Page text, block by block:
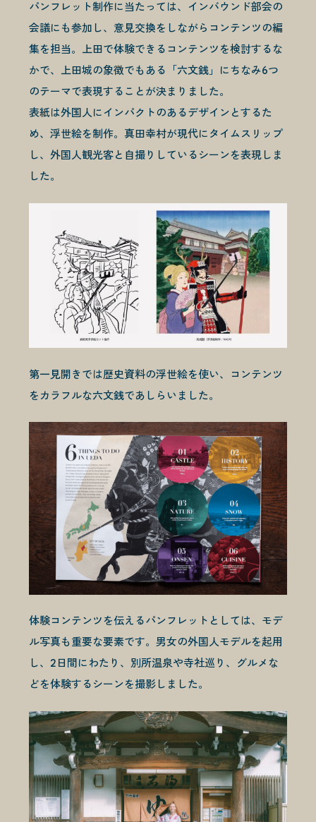
パンフレット制作に当たっては、インバウンド部会の
会議にも参加し、意見交換をしながらコンテンツの編
集を担当。上田で体験できるコンテンツを検討するな
かで、上田城の象徴でもある「六文銭」にちなみ6つ
のテーマで表現することが決まりました。
表紙は外国人にインパクトのあるデザインとするた
め、浮世絵を制作。真田幸村が現代にタイムスリップ
し、外国人観光客と自撮りしているシーンを表現しま
した。
第一見開きでは歴史資料の浮世絵を使い、コンテンツ
をカラフルな六文銭であしらいました。
体験コンテンツを伝えるパンフレットとしては、モデ
ル写真も重要な要素です。男女の外国人モデルを起用
し、2日間にわたり、別所温泉や寺社巡り、グルメな
どを体験するシーンを撮影しました。